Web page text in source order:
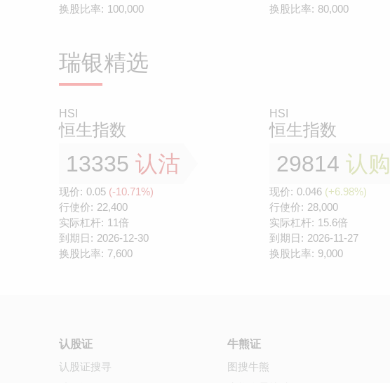
换股比率: 100,000
换股比率: 80,000
瑞银精选
HSI
恒生指数
13335 认沽
现价: 0.05 (-10.71%)
行使价: 22,400
实际杠杆: 11倍
到期日: 2026-12-30
换股比率: 7,600
HSI
恒生指数
29814 认购
现价: 0.046 (+6.98%)
行使价: 28,000
实际杠杆: 15.6倍
到期日: 2026-11-27
换股比率: 9,000
认股证
认股证搜寻
牛熊证
图搜牛熊